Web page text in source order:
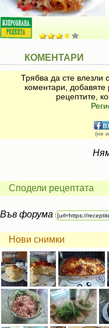
КОМЕНТАРИ
Трябва да сте влезли
коментари, добавяте
рецептите,
(не
Сподели рецептата
Във форума
Нови снимки